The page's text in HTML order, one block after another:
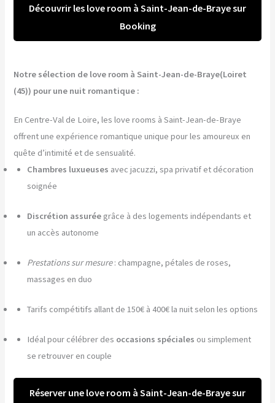
Découvrir les love room à Saint-Jean-de-Braye sur
Booking
Notre sélection de love room à Saint-Jean-de-Braye(Loiret
(45)) pour une nuit romantique :
En Centre-Val de Loire, les love rooms à Saint-Jean-de-Braye
offrent une expérience romantique unique pour les amoureux en
quête d’intimité et de sensualité.
Chambres luxueuses avec jacuzzi, spa privatif et décoration
soignée
Discrétion assurée grâce à des logements indépendants et
un accès autonome
Prestations sur mesure: champagne, pétales de roses,
massages en duo
Tarifs compétitifs allant de 150€ à 400€ la nuit selon les options
Idéal pour célébrer des occasions spéciales ou simplement
se retrouver en couple
Réserver une love room à Saint-Jean-de-Braye sur